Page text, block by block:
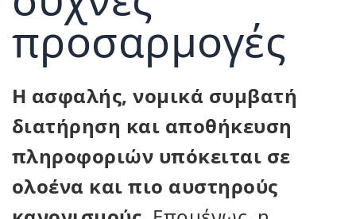
προσαρμογές
Η ασφαλής, νομικά συμβατή
διατήρηση και αποθήκευση
πληροφοριών υπόκειται σε
ολοένα και πιο αυστηρούς